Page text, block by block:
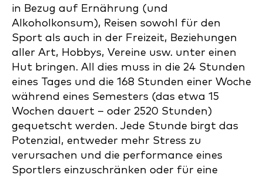
in Bezug auf Ernährung (und
Alkoholkonsum), Reisen sowohl für den
Sport als auch in der Freizeit, Beziehungen
aller Art, Hobbys, Vereine usw. unter einen
Hut bringen. All dies muss in die 24 Stunden
eines Tages und die 168 Stunden einer Woche
während eines Semesters (das etwa 15
Wochen dauert – oder 2520 Stunden)
gequetscht werden. Jede Stunde birgt das
Potenzial, entweder mehr Stress zu
verursachen und die performance eines
Sportlers einzuschränken oder für eine